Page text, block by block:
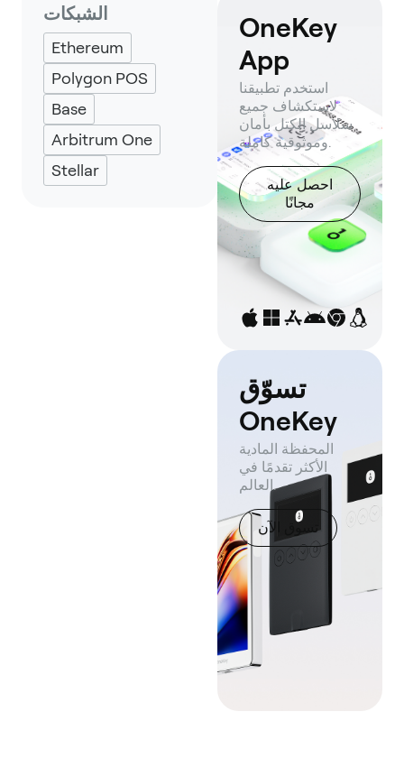
الشبكات
Ethereum
Polygon POS
Base
Arbitrum One
Stellar
OneKey
App
استخدم تطبيقنا
لاستكشاف جميع
سلاسل الكتل بأمان
وموثوقية كاملة.
احصل عليه
مجانًا
تسوّق
OneKey
المحفظة المادية
الأكثر تقدمًا في
العالم.
تسوق الآن